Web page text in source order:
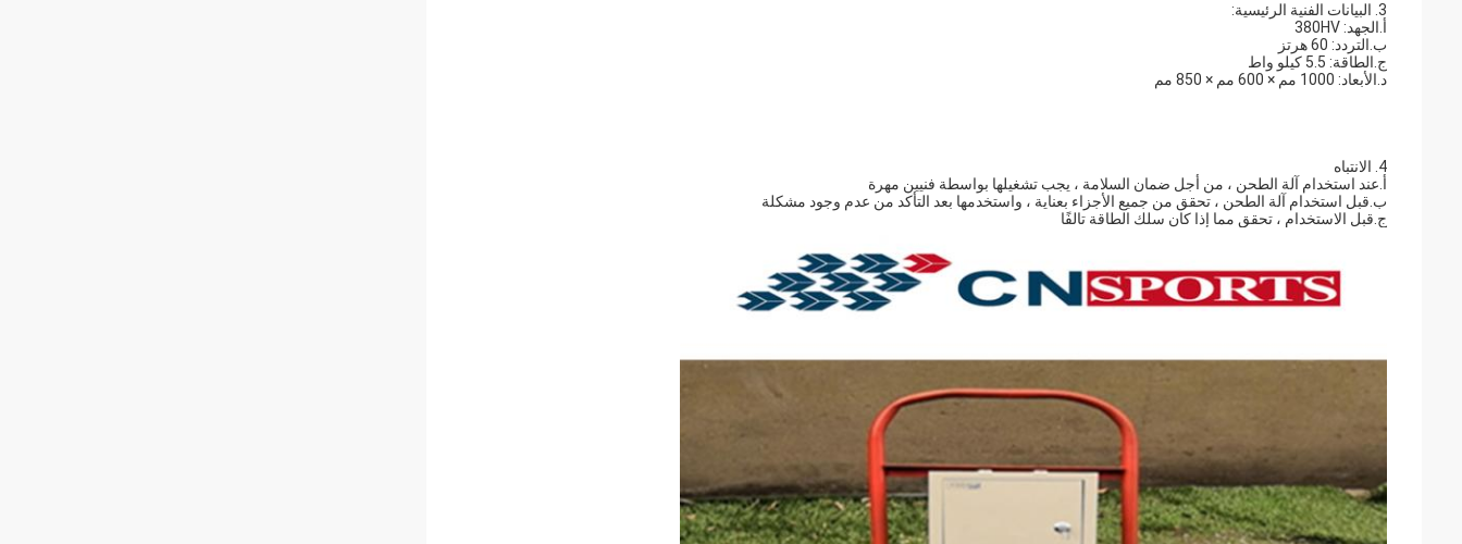
3. البيانات الفنية الرئيسية:
أ.الجهد: 380HV
ب.التردد: 60 هرتز
ج.الطاقة: 5.5 كيلو واط
د.الأبعاد: 1000 مم × 600 مم × 850 مم
4. الانتباه
أ.عند استخدام آلة الطحن ، من أجل ضمان السلامة ، يجب تشغيلها بواسطة فنيين مهرة
ب.قبل استخدام آلة الطحن ، تحقق من جميع الأجزاء بعناية ، واستخدمها بعد التأكد من عدم وجود مشكلة
ج.قبل الاستخدام ، تحقق مما إذا كان سلك الطاقة تالفًا